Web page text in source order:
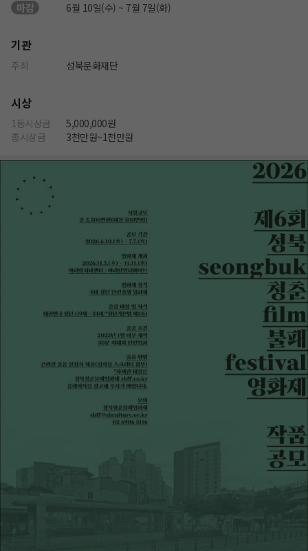
마감 6월 10일(수) ~ 7월 7일(화)
기관
주최 성북문화재단
시상
1등시상금
5,000,000원
총시상금
3천만원~1천만원